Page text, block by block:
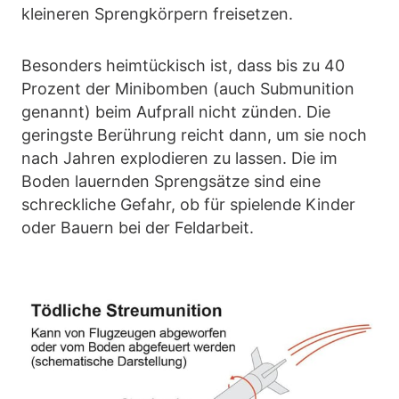
kleineren Sprengkörpern freisetzen.
Besonders heimtückisch ist, dass bis zu 40
Prozent der Minibomben (auch Submunition
genannt) beim Aufprall nicht zünden. Die
geringste Berührung reicht dann, um sie noch
nach Jahren explodieren zu lassen. Die im
Boden lauernden Sprengsätze sind eine
schreckliche Gefahr, ob für spielende Kinder
oder Bauern bei der Feldarbeit.